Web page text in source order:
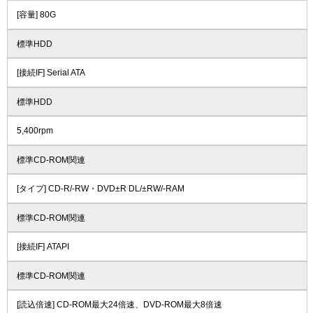
[容量] 80G
標準HDD
[接続IF] Serial ATA
標準HDD
5,400rpm
標準CD-ROM関連
[タイプ] CD-R/-RW・DVD±R DL/±RW/-RAM
標準CD-ROM関連
[接続IF] ATAPI
標準CD-ROM関連
[読込倍速] CD-ROM最大24倍速、DVD-ROM最大8倍速